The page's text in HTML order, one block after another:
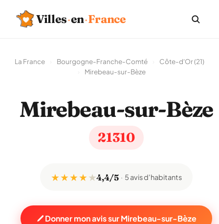
Villes·en·France
La France Bourgogne-Franche-Comté
Côte-d'Or (21)
Mirebeau-sur-Bèze
Mirebeau-sur-Bèze
21310
★ ★ ★ ★★4,4/5 5 avis d'habitants
Donner mon avis sur Mirebeau-sur-Bèze